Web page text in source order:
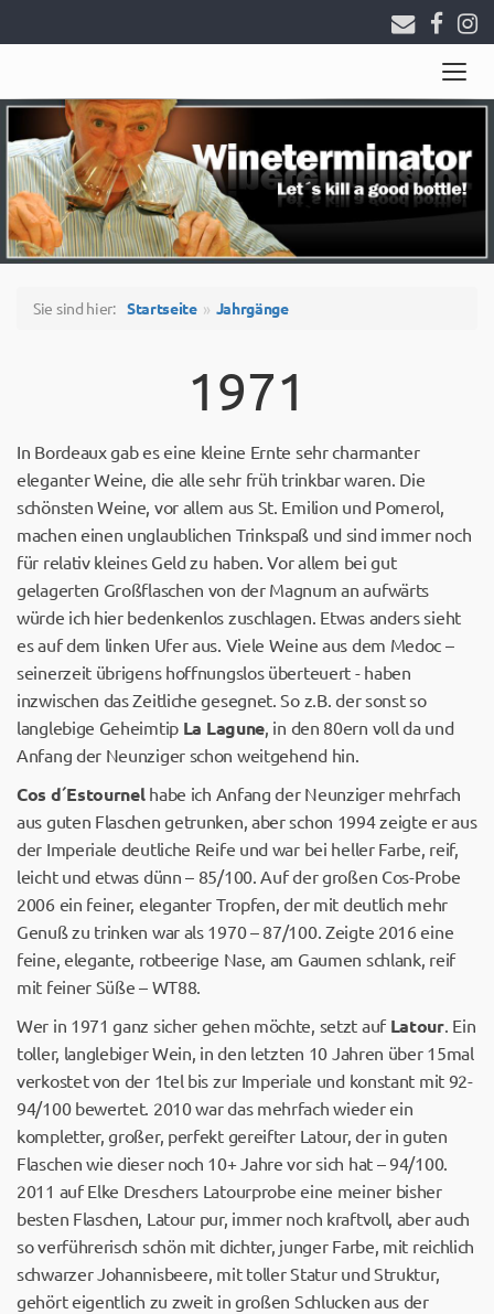
Sie sind hier: Startseite Jahrgänge
1971
In Bordeaux gab es eine kleine Ernte sehr charmanter
eleganter Weine, die alle sehr früh trinkbar waren. Die
schönsten Weine, vor allem aus St. Emilion und Pomerol,
machen einen unglaublichen Trinkspaß und sind immer noch
für relativ kleines Geld zu haben. Vor allem bei gut
gelagerten Großflaschen von der Magnum an aufwärts
würde ich hier bedenkenlos zuschlagen. Etwas anders sieht
es auf dem linken Ufer aus. Viele Weine aus dem Medoc –
seinerzeit übrigens hoffnungslos überteuert - haben
inzwischen das Zeitliche gesegnet. So z.B. der sonst so
langlebige Geheimtip La Lagune, in den 80ern voll da und
Anfang der Neunziger schon weitgehend hin.
Cos d´Estournel habe ich Anfang der Neunziger mehrfach
aus guten Flaschen getrunken, aber schon 1994 zeigte er aus
der Imperiale deutliche Reife und war bei heller Farbe, reif,
leicht und etwas dünn – 85/100. Auf der großen Cos-Probe
2006 ein feiner, eleganter Tropfen, der mit deutlich mehr
Genuß zu trinken war als 1970 – 87/100. Zeigte 2016 eine
feine, elegante, rotbeerige Nase, am Gaumen schlank, reif
mit feiner Süße – WT88.
Wer in 1971 ganz sicher gehen möchte, setzt auf Latour. Ein
toller, langlebiger Wein, in den letzten 10 Jahren über 15mal
verkostet von der 1tel bis zur Imperiale und konstant mit 92-
94/100 bewertet. 2010 war das mehrfach wieder ein
kompletter, großer, perfekt gereifter Latour, der in guten
Flaschen wie dieser noch 10+ Jahre vor sich hat – 94/100.
2011 auf Elke Dreschers Latourprobe eine meiner bisher
besten Flaschen, Latour pur, immer noch kraftvoll, aber auch
so verführerisch schön mit dichter, junger Farbe, mit reichlich
schwarzer Johannisbeere, mit toller Statur und Struktur,
gehört eigentlich zu zweit in großen Schlucken aus der